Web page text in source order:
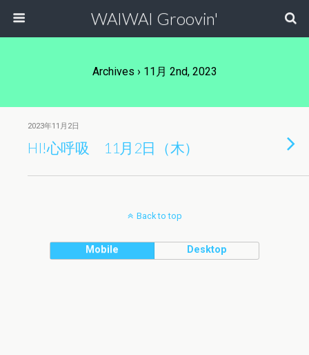
WAIWAI Groovin'
Archives › 11月 2nd, 2023
2023年11月2日
HI!心呼吸 11月2日（木）
Back to top
Mobile Desktop